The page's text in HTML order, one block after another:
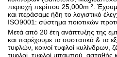
περιοχή περίπου 25,000m ².
και περάσαμε ήδη το λογιστικό
ISO9001: σύστημα ποιοτικών
Μετά από 20 έτη ανάπτυξης της
και παρέχουμε τα συστατικά & τα
τυφλών, κοινοί τυφλοί κυλίνδρων,
τυφλοί, τυφλοί μπαμπού, ασταθής